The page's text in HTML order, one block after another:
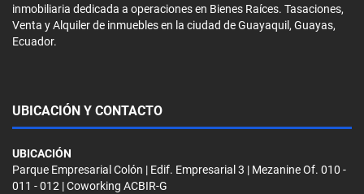
inmobiliaria dedicada a operaciones en Bienes Raíces. Tasaciones,
Venta y Alquiler de inmuebles en la ciudad de Guayaquil, Guayas,
Ecuador.
UBICACIÓN Y CONTACTO
UBICACIÓN
Parque Empresarial Colón | Edif. Empresarial 3 | Mezanine Of. 010 -
011 - 012 | Coworking ACBIR-G